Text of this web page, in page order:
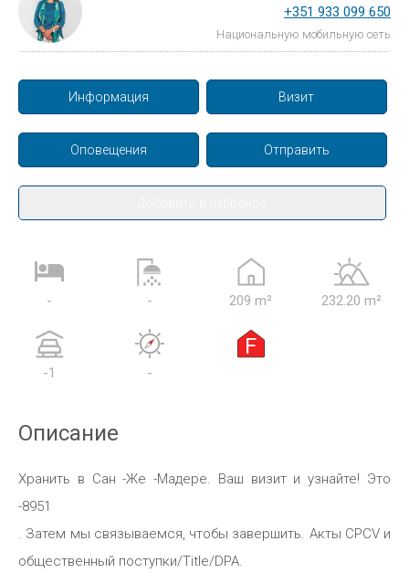
+351 933 099 650
Национальную мобильную сеть
Информация Визит
Оповещения Отправить
- - 209 m² 232.20 m²
-1 -
F
Описание
Хранить в Сан -Же -Мадере. Ваш визит и узнайте! Это
-8951
. Затем мы связываемся, чтобы завершить. Акты CPCV и
общественный поступки/Title/DPA.